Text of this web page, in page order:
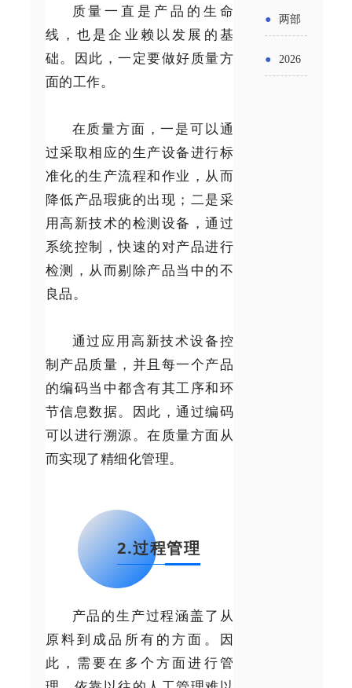
质量一直是产品的生命
线，也是企业赖以发展的基
础。因此，一定要做好质量方
面的工作。
在质量方面，一是可以通
过采取相应的生产设备进行标
准化的生产流程和作业，从而
降低产品瑕疵的出现；二是采
用高新技术的检测设备，通过
系统控制，快速的对产品进行
检测，从而剔除产品当中的不
良品。
通过应用高新技术设备控
制产品质量，并且每一个产品
的编码当中都含有其工序和环
节信息数据。因此，通过编码
可以进行溯源。在质量方面从
而实现了精细化管理。
2.过程管理
产品的生产过程涵盖了从
原料到成品所有的方面。因
此，需要在多个方面进行管
例新变
领域及
申报要
五”期间
支持科
务培育
● 两部
● 2026